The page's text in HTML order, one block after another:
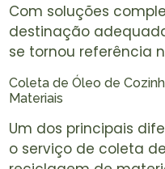
Com soluções
destinação
se tornou referência
Coleta de Óleo de
Materiais
Um dos principais
o serviço de coleta